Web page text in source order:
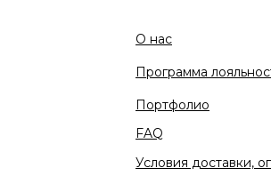
О нас
Программа
Портфолио
Условия доставки,
FAQ